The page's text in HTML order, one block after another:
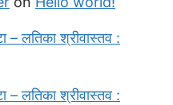
– लतिका श्रीवास्तव :
– लतिका श्रीवास्तव :